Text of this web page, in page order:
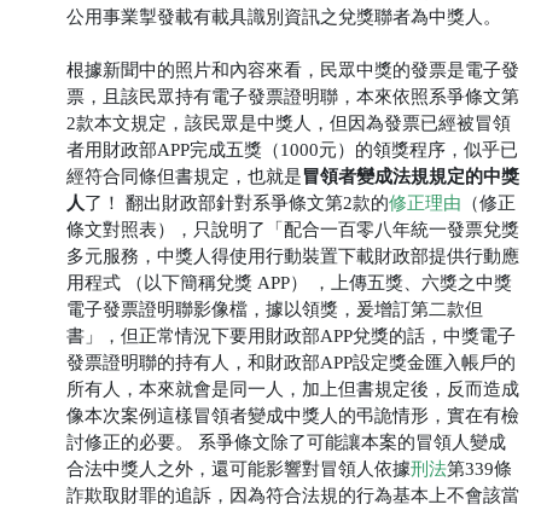
公用事業掣發載有載具識別資訊之兌獎聯者為中獎人。
根據新聞中的照片和內容來看，民眾中獎的發票是電子發
票，且該民眾持有電子發票證明聯，本來依照系爭條文第
2款本文規定，該民眾是中獎人，但因為發票已經被冒領
者用財政部APP完成五獎（1000元）的領獎程序，似乎已
經符合同條但書規定，也就是冒領者變成法規規定的中獎
人了！ 翻出財政部針對系爭條文第2款的修正理由 （修正
條文對照表），只說明了「配合一百零八年統一發票兌獎
多元服務，中獎人得使用行動裝置下載財政部提供行動應
用程式 （以下簡稱兌獎 APP） ，上傳五獎、六獎之中獎
電子發票證明聯影像檔，據以領獎，爰增訂第二款但
書」，但正常情況下要用財政部APP兌獎的話，中獎電子
發票證明聯的持有人，和財政部APP設定獎金匯入帳戶的
所有人，本來就會是同一人，加上但書規定後，反而造成
像本次案例這樣冒領者變成中獎人的弔詭情形，實在有檢
討修正的必要。
系爭條文除了可能讓本案的冒領人變成
合法中獎人之外，還可能影響對冒領人依據刑法第339條
詐欺取財罪的追訴，因為符合法規的行為基本上不會該當